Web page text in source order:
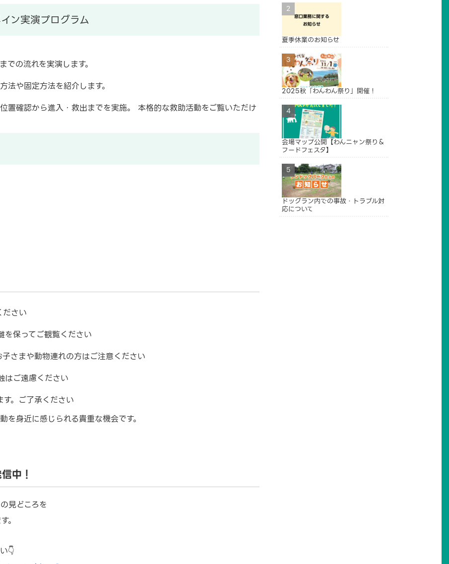
ン実演プログラム
の流れを実演します。
や固定方法を紹介します。
置確認から進入・救出までを実施。 本格的な救助活動をご覧いただけ
ださい
を保ってご観覧ください
さまや動物連れの方はご注意ください
はご遠慮ください
。ご了承ください
身近に感じられる貴重な機会です。
中！
見どころを
。
👇
夏季休業のお知らせ
2025秋「わんわん祭り」開催！
会場マップ公開【わんニャン祭り＆
フードフェスタ】
ドッグラン内での事故・トラブル対
応について